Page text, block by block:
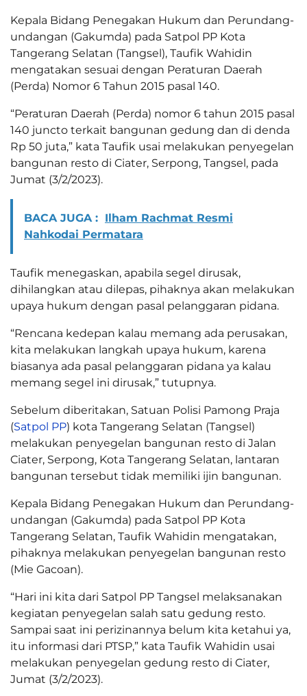
Kepala Bidang Penegakan Hukum dan Perundang-
undangan (Gakumda) pada Satpol PP Kota
Tangerang Selatan (Tangsel), Taufik Wahidin
mengatakan sesuai dengan Peraturan Daerah
(Perda) Nomor 6 Tahun 2015 pasal 140.
“Peraturan Daerah (Perda) nomor 6 tahun 2015 pasal
140 juncto terkait bangunan gedung dan di denda
Rp 50 juta,” kata Taufik usai melakukan penyegelan
bangunan resto di Ciater, Serpong, Tangsel, pada
Jumat (3/2/2023).
BACA JUGA : Ilham Rachmat Resmi
Nahkodai Permatara
Taufik menegaskan, apabila segel dirusak,
dihilangkan atau dilepas, pihaknya akan melakukan
upaya hukum dengan pasal pelanggaran pidana.
“Rencana kedepan kalau memang ada perusakan,
kita melakukan langkah upaya hukum, karena
biasanya ada pasal pelanggaran pidana ya kalau
memang segel ini dirusak,” tutupnya.
Sebelum diberitakan, Satuan Polisi Pamong Praja
(Satpol PP) kota Tangerang Selatan (Tangsel)
melakukan penyegelan bangunan resto di Jalan
Ciater, Serpong, Kota Tangerang Selatan, lantaran
bangunan tersebut tidak memiliki ijin bangunan.
Kepala Bidang Penegakan Hukum dan Perundang-
undangan (Gakumda) pada Satpol PP Kota
Tangerang Selatan, Taufik Wahidin mengatakan,
pihaknya melakukan penyegelan bangunan resto
(Mie Gacoan).
“Hari ini kita dari Satpol PP Tangsel melaksanakan
kegiatan penyegelan salah satu gedung resto.
Sampai saat ini perizinannya belum kita ketahui ya,
itu informasi dari PTSP,” kata Taufik Wahidin usai
melakukan penyegelan gedung resto di Ciater,
Jumat (3/2/2023).